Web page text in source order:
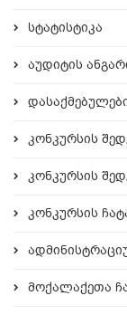
სტატისტიკა
აუდიტის
კონკურსის
კონკურსის
კონკურსის
მოქალაქეთა